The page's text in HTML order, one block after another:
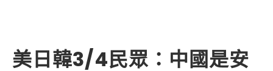
美日韓3/4民眾：中國是安